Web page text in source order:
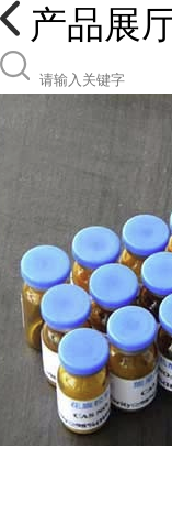
产品展